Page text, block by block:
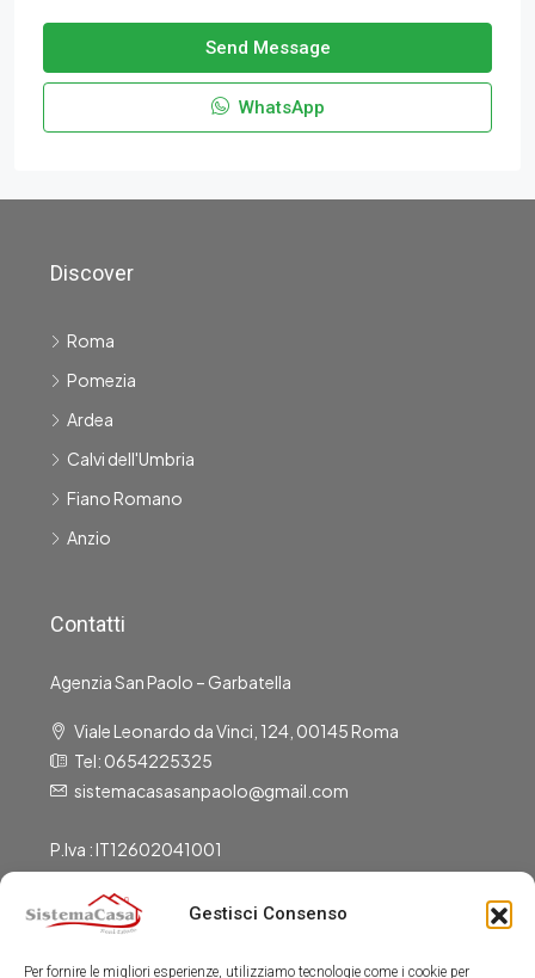
Gestisci Consenso
Per fornire le migliori esperienze, utilizziamo tecnologie come i cookie per
Send Message
WhatsApp
Discover
Roma
Pomezia
Ardea
Calvi dell'Umbria
Fiano Romano
Anzio
Contatti
Agenzia San Paolo – Garbatella
Viale Leonardo da Vinci, 124, 00145 Roma
Tel: 0654225325
sistemacasasanpaolo@gmail.com
P.Iva : IT12602041001
Gli Uffici Sono Aperti